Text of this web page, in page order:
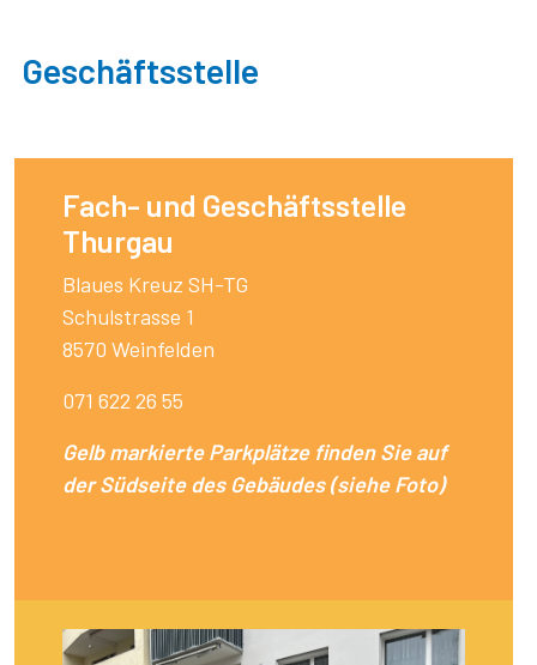
Geschäftsstelle
Fach- und Geschäftsstelle
Thurgau
Blaues Kreuz SH-TG
Schulstrasse 1
8570 Weinfelden
071 622 26 55
Gelb markierte Parkplätze finden Sie auf
der Südseite des Gebäudes (siehe Foto)